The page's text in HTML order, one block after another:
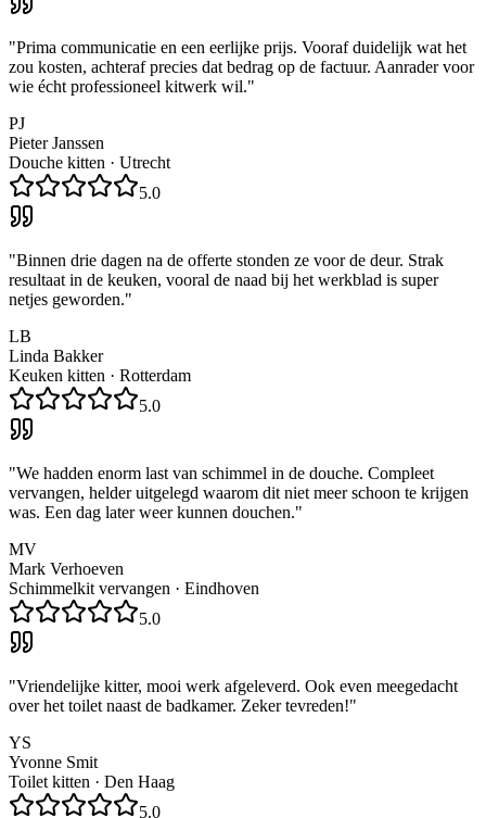
"Prima communicatie en een eerlijke prijs. Vooraf duidelijk wat het
zou kosten, achteraf precies dat bedrag op de factuur. Aanrader voor
wie écht professioneel kitwerk wil."
PJ
Pieter Janssen
Douche kitten · Utrecht
5.0
"Binnen drie dagen na de offerte stonden ze voor de deur. Strak
resultaat in de keuken, vooral de naad bij het werkblad is super
netjes geworden."
LB
Linda Bakker
Keuken kitten · Rotterdam
5.0
"We hadden enorm last van schimmel in de douche. Compleet
vervangen, helder uitgelegd waarom dit niet meer schoon te krijgen
was. Een dag later weer kunnen douchen."
MV
Mark Verhoeven
Schimmelkit vervangen · Eindhoven
5.0
"Vriendelijke kitter, mooi werk afgeleverd. Ook even meegedacht
over het toilet naast de badkamer. Zeker tevreden!"
YS
Yvonne Smit
Toilet kitten · Den Haag
5.0